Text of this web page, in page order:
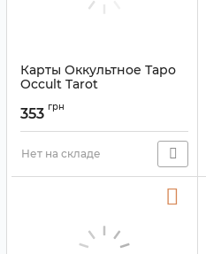
Карты Оккультное Таро
Occult Tarot
353 грн
Нет на складе